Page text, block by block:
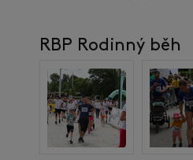
RBP Rodinný běh